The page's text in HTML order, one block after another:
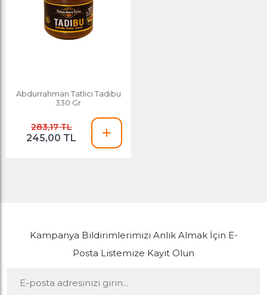
Abdurrahman Tatlıcı Tadıbu
330 Gr
283,17 TL
245,00 TL
Kampanya Bildirimlerimizi Anlık Almak İçin E-
Posta Listemize Kayıt Olun